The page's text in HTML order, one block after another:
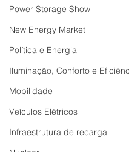
Power Storage Show
New Energy Market
Política e Energia
Iluminação, Conforto e
Mobilidade
Veículos Elétricos
Infraestrutura de recarga